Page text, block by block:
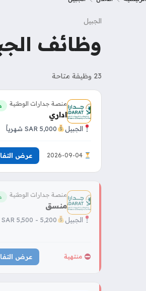
الجبيل
وظائف
23 وظيفة متاحة
منصة جدارات الوطنية
اداري
الجبيل 5,000 SAR شهرياً
عرض
منصة جدارات الوطنية
منسق
الجبيل 5,200 - 5,500 SAR شهرياً
منتهية عرض